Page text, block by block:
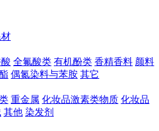
全氟酸类 有机酚类 香精香料 颜料
偶氮染料与苯胺 其它
重金属 化妆品激素类物质 化妆品
其他 染发剂